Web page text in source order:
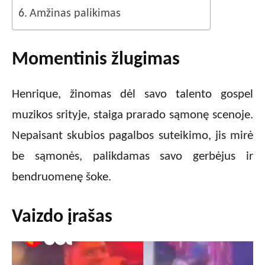
Amžinas palikimas
Momentinis žlugimas
Henrique, žinomas dėl savo talento gospel
muzikos srityje, staiga prarado sąmonę scenoje.
Nepaisant skubios pagalbos suteikimo, jis mirė
be sąmonės, palikdamas savo gerbėjus ir
bendruomenę šoke.
Vaizdo įrašas